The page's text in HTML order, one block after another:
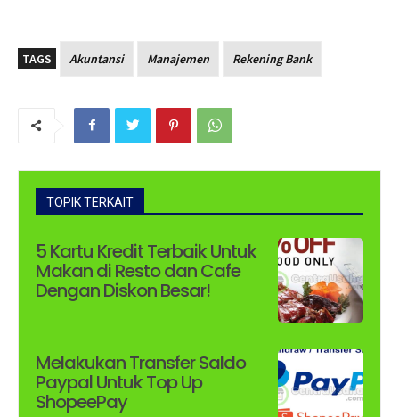
TAGS Akuntansi Manajemen Rekening Bank
TOPIK TERKAIT
5 Kartu Kredit Terbaik Untuk
Makan di Resto dan Cafe
Dengan Diskon Besar!
Melakukan Transfer Saldo
Paypal Untuk Top Up
ShopeePay